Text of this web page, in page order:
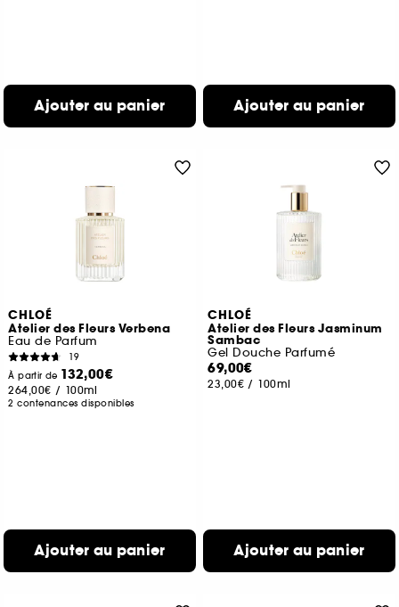
Ajouter au panier Ajouter au panier
CHLOÉ
Atelier des Fleurs Verbena
Eau de Parfum
19
À partir de 132,00€
264,00€ / 100ml
2 contenances disponibles
Ajouter au panier
CHLOÉ
Atelier des Fleurs Jasminum
Sambac
Gel Douche Parfumé
69,00€
23,00€ / 100ml
Ajouter au panier